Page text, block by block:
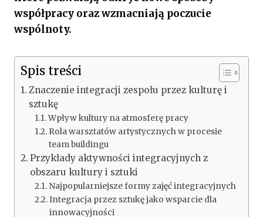
współpracy oraz wzmacniają poczucie
wspólnoty.
Spis treści
Znaczenie integracji zespołu przez kulturę i
sztukę
Wpływ kultury na atmosferę pracy
Rola warsztatów artystycznych w procesie
team buildingu
Przykłady aktywności integracyjnych z
obszaru kultury i sztuki
Najpopularniejsze formy zajęć integracyjnych
Integracja przez sztukę jako wsparcie dla
innowacyjności